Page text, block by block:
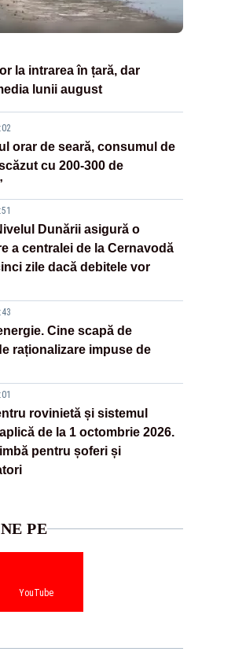
la intrarea în țară, dar
lunii august
orar de seară, consumul de
cu 200-300 de
Dunării asigură o
a centralei de la Cernavodă
zile dacă debitele vor
Cine scapă de
raționalizare impuse de
rovinietă și sistemul
de la 1 octombrie 2026.
pentru șoferi și
PE
YouTube